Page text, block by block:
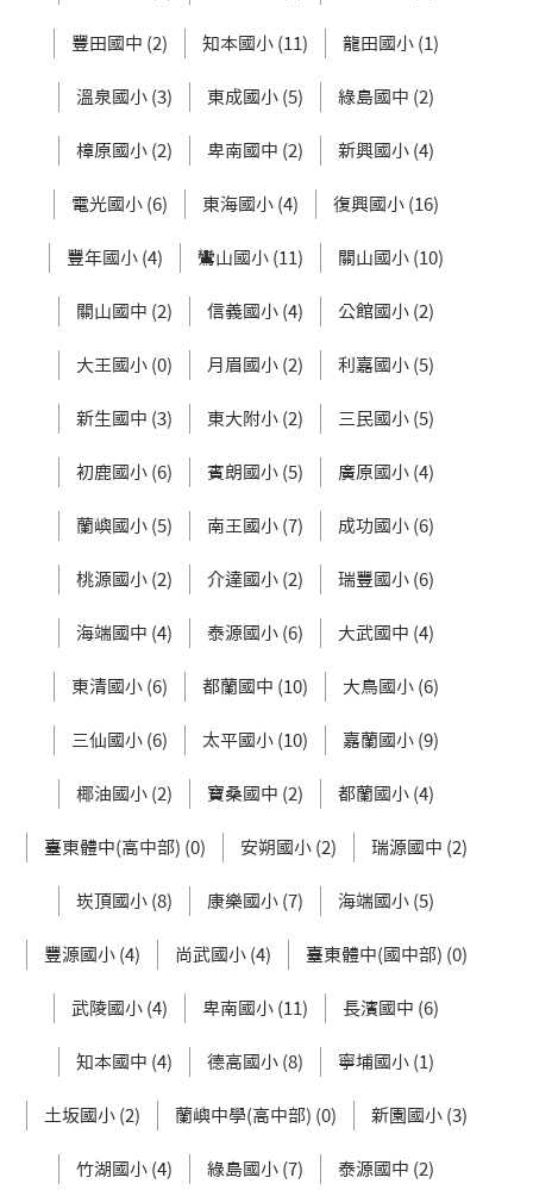
豐田國中 (2) 知本國小 (11) 龍田國小 (1)
溫泉國小 (3) 東成國小 (5) 綠島國中 (2)
樟原國小 (2) 卑南國中 (2) 新興國小 (4)
電光國小 (6) 東海國小 (4) 復興國小 (16)
豐年國小 (4) 鸞山國小 (11) 關山國小 (10)
關山國中 (2) 信義國小 (4) 公館國小 (2)
大王國小 (0) 月眉國小 (2) 利嘉國小 (5)
新生國中 (3) 東大附小 (2) 三民國小 (5)
初鹿國小 (6) 賓朗國小 (5) 廣原國小 (4)
蘭嶼國小 (5) 南王國小 (7) 成功國小 (6)
桃源國小 (2) 介達國小 (2) 瑞豐國小 (6)
海端國中 (4) 泰源國小 (6) 大武國中 (4)
東清國小 (6) 都蘭國中 (10) 大鳥國小 (6)
三仙國小 (6) 太平國小 (10) 嘉蘭國小 (9)
椰油國小 (2) 寶桑國中 (2) 都蘭國小 (4)
臺東體中(高中部) (0) 安朔國小 (2) 瑞源國中 (2)
崁頂國小 (8) 康樂國小 (7) 海端國小 (5)
豐源國小 (4) 尚武國小 (4) 臺東體中(國中部) (0)
武陵國小 (4) 卑南國小 (11) 長濱國中 (6)
知本國中 (4) 德高國小 (8) 寧埔國小 (1)
土坂國小 (2) 蘭嶼中學(高中部) (0) 新園國小 (3)
竹湖國小 (4) 綠島國小 (7) 泰源國中 (2)